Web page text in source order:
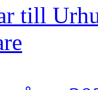
till